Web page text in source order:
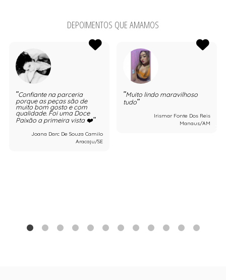
DEPOIMENTOS QUE AMAMOS
Confiante na parceria
porque as peças são de
muito bom gosto e com
qualidade. Foi uma Doce
Paixão a primeira vista ❤️
Joana Darc De Souza Camilo
Aracaju/SE
Muito lindo maravilhoso
tudo
Irismar Fonte Dos Reis
Manaus/AM